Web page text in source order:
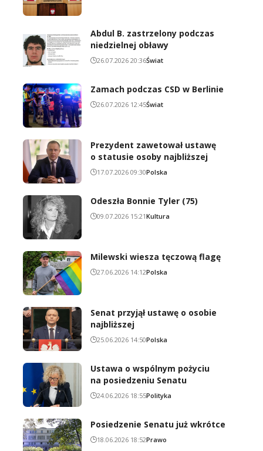
Abdul B. zastrzelony podczas
niedzielnej obławy
26.07.2026 20:36Świat
Zamach podczas CSD w Berlinie
26.07.2026 12:45Świat
Prezydent zawetował ustawę
o statusie osoby najbliższej
17.07.2026 09:30Polska
Odeszła Bonnie Tyler (75)
09.07.2026 15:21Kultura
Milewski wiesza tęczową flagę
27.06.2026 14:12Polska
Senat przyjął ustawę o osobie
najbliższej
25.06.2026 14:50Polska
Ustawa o wspólnym pożyciu
na posiedzeniu Senatu
24.06.2026 18:55Polityka
Posiedzenie Senatu już wkrótce
18.06.2026 18:52Prawo